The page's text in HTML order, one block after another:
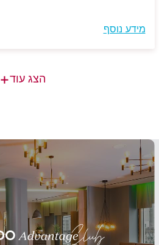
מידע נוסף
הצג עוד+